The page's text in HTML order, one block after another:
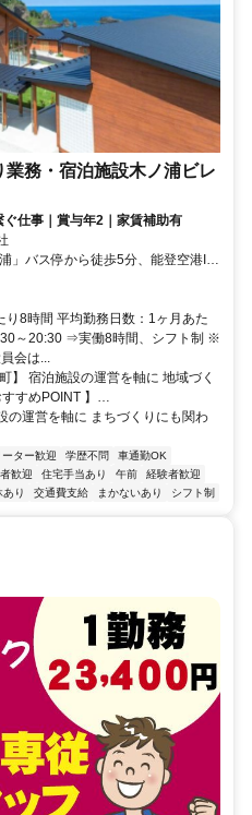
務・宿泊施設木ノ浦ビレ
仕事｜賞与年2｜家賃補助有
」バス停から徒歩5分、能登空港IC
ふるさとタクシー（1300円）で約
8時間 平均勤務日数：1ヶ月あた
～20:30 ⇒実働8時間、シフト制 ※
会は...
】 宿泊施設の運営を軸に 地域づく
すめPOINT 】…
営を軸に まちづくりにも関わ
ーター歓迎 学歴不問
車通勤OK
歓迎 住宅手当あり 午前
経験者歓迎
あり 交通費支給 まかないあり シフト制